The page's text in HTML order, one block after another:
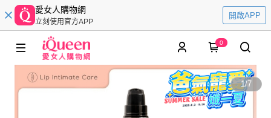
愛女人購物網
立刻使用官方APP
開啟APP
0
1/7